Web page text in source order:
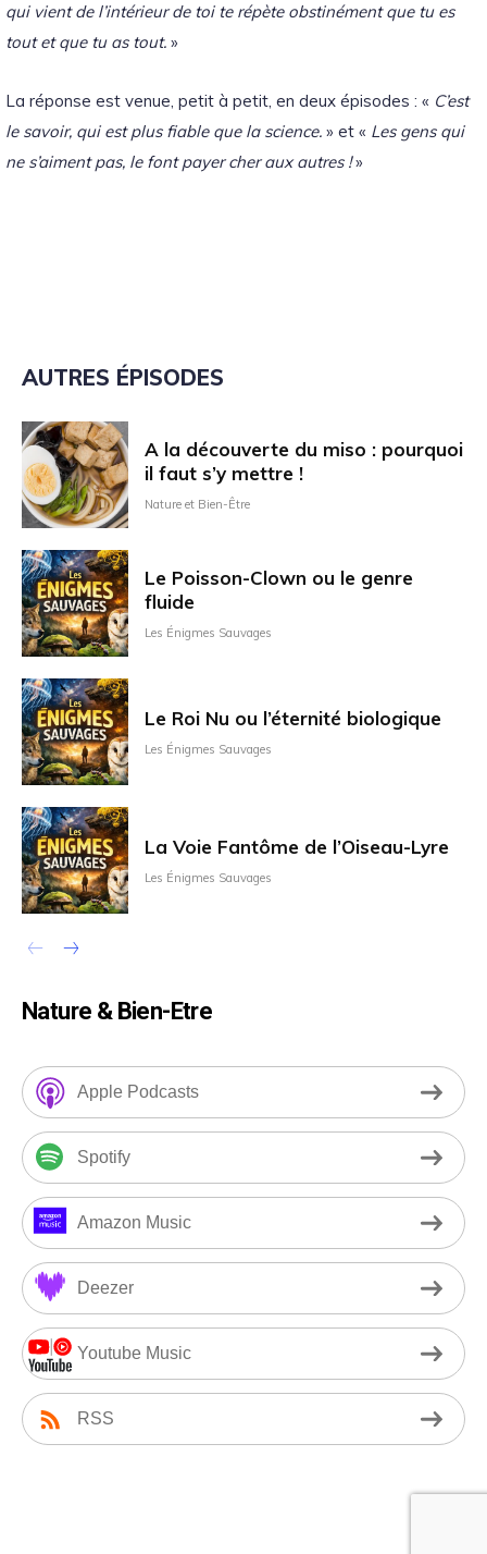
qui vient de l’intérieur de toi te répète obstinément que tu es
tout et que tu as tout. »
La réponse est venue, petit à petit, en deux épisodes : « C’est
le savoir, qui est plus fiable que la science. » et « Les gens qui
ne s’aiment pas, le font payer cher aux autres !»
AUTRES ÉPISODES
A la découverte du miso : pourquoi
il faut s’y mettre !
Nature et Bien-Être
Le Poisson-Clown ou le genre
fluide
Les Énigmes Sauvages
Le Roi Nu ou l’éternité biologique
Les Énigmes Sauvages
La Voie Fantôme de l’Oiseau-Lyre
Les Énigmes Sauvages
Nature & Bien-Etre
Apple Podcasts
Spotify
Amazon Music
Deezer
Youtube Music
RSS